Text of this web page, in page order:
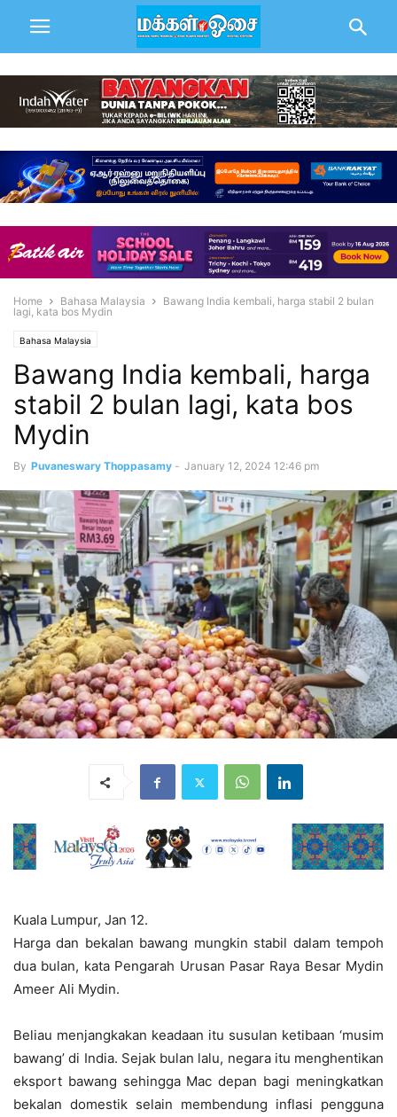
Home Bahasa Malaysia
Bawang India kembali, harga stabil 2 bulan
lagi, kata bos Mydin
Bahasa Malaysia
Bawang India kembali, harga
stabil 2 bulan lagi, kata bos
Mydin
By Puvaneswary Thoppasamy - January 12, 2024 12:46 pm
Kuala Lumpur, Jan 12.
Harga dan bekalan bawang mungkin stabil dalam tempoh
dua bulan, kata Pengarah Urusan Pasar Raya Besar Mydin
Ameer Ali Mydin.
Beliau menjangkakan keadaan itu susulan ketibaan ‘musim
bawang’ di India. Sejak bulan lalu, negara itu menghentikan
eksport bawang sehingga Mac depan bagi meningkatkan
bekalan domestik selain membendung inflasi pengguna